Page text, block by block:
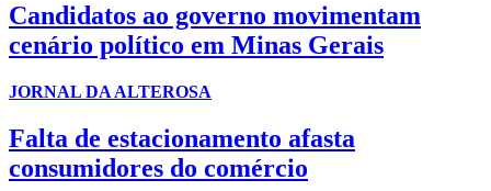
Candidatos ao governo movimentam
cenário político em Minas Gerais
JORNAL DA ALTEROSA
Falta de estacionamento afasta
consumidores do comércio